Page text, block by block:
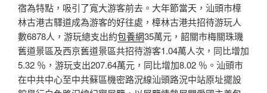
宿為特點，吸引了寬大游客前去。大年節當天，汕頭市樟
林古港古驛道成為游客的好往處，樟林古港共招待游玩人
數6878人，游玩總支出約包養網35萬元，韶關市梅關珠璣
舊道景區及西京舊道景區共招待游客1.04萬人次，同比增加
5.32 ％，游玩支出207.64萬元，同比增加8.02 ％。汕頭市
在中共中心至中共蘇區機密路況線汕頭路況中站原址擺設